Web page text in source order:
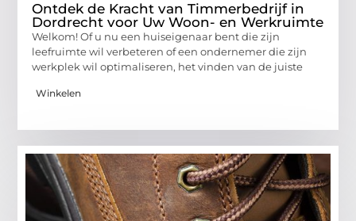
Ontdek de Kracht van Timmerbedrijf in
Dordrecht voor Uw Woon- en Werkruimte
Welkom! Of u nu een huiseigenaar bent die zijn
leefruimte wil verbeteren of een ondernemer die zijn
werkplek wil optimaliseren, het vinden van de juiste
Winkelen